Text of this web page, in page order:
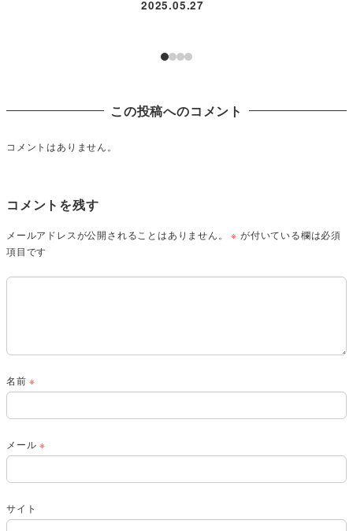
2025.05.27
この投稿へのコメント
コメントはありません。
コメントを残す
メールアドレスが公開されることはありません。 ※ が付いている欄は必須
項目です
名前※
メール※
サイト